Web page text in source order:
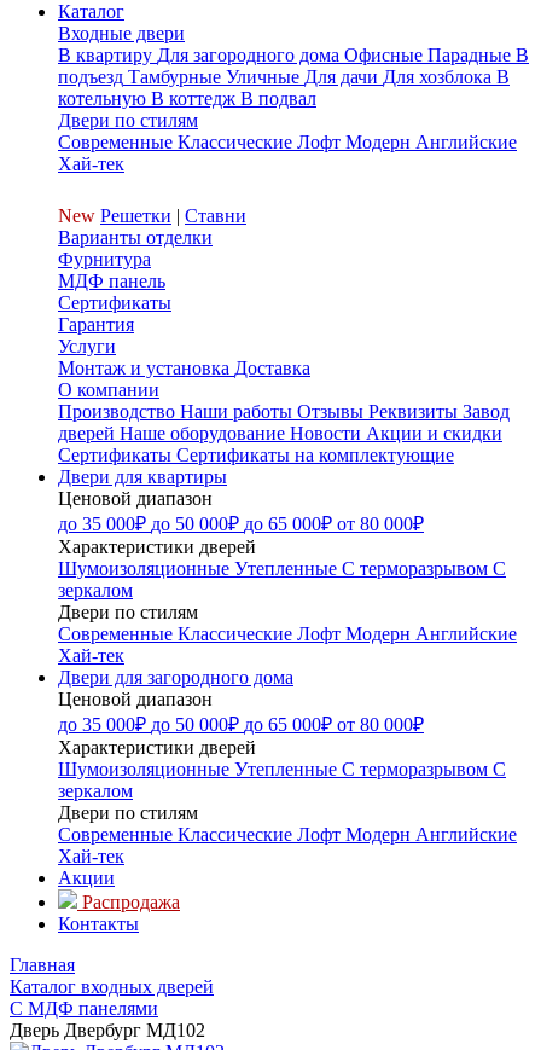
Каталог
Входные двери
В квартиру Для загородного дома Офисные Парадные В
подъезд Тамбурные Уличные Для дачи Для хозблока В
котельную В коттедж В подвал
Двери по стилям
Современные Классические Лофт Модерн Английские
Хай-тек
New Решетки | Ставни
Варианты отделки
Фурнитура
МДФ панель
Сертификаты
Гарантия
Услуги
Монтаж и установка Доставка
О компании
Производство Наши работы Отзывы Реквизиты Завод
дверей Наше оборудование Новости Акции и скидки
Сертификаты Сертификаты на комплектующие
Двери для квартиры
Ценовой диапазон
до 35 000₽ до 50 000₽ до 65 000₽ от 80 000₽
Характеристики дверей
Шумоизоляционные Утепленные С терморазрывом С
зеркалом
Двери по стилям
Современные Классические Лофт Модерн Английские
Хай-тек
Двери для загородного дома
Ценовой диапазон
до 35 000₽ до 50 000₽ до 65 000₽ от 80 000₽
Характеристики дверей
Шумоизоляционные Утепленные С терморазрывом С
зеркалом
Двери по стилям
Современные Классические Лофт Модерн Английские
Хай-тек
Акции
Распродажа
Контакты
Главная
Каталог входных дверей
С МДФ панелями
Дверь Двербург МД102